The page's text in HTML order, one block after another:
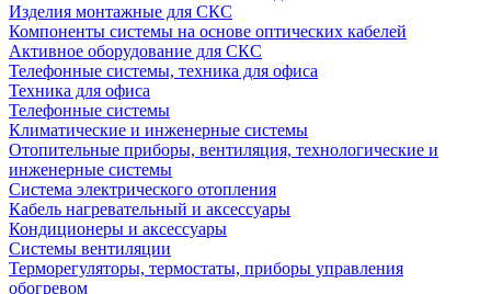
Изделия монтажные для СКС
Компоненты системы на основе оптических кабелей
Активное оборудование для СКС
Телефонные системы, техника для офиса
Техника для офиса
Телефонные системы
Климатические и инженерные системы
Отопительные приборы, вентиляция, технологические и
инженерные системы
Система электрического отопления
Кабель нагревательный и аксессуары
Кондиционеры и аксессуары
Системы вентиляции
Терморегуляторы, термостаты, приборы управления
обогревом